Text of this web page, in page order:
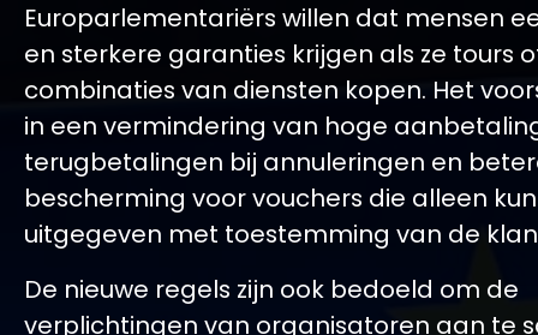
Europarlementariërs willen dat mensen
en sterkere garanties krijgen als ze tours
combinaties van diensten kopen. Het
in een vermindering van hoge
terugbetalingen bij annuleringen en
bescherming voor vouchers die alleen
uitgegeven met toestemming van de
De nieuwe regels zijn ook bedoeld om de
verplichtingen van organisatoren aan te